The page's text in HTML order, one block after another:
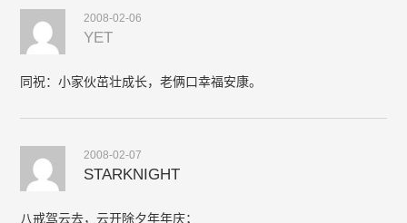
2008-02-06
YET
同祝：小家伙茁壮成长，老俩口幸福安康。
2008-02-07
STARKNIGHT
八戒驾云去，云开除夕年年庆；